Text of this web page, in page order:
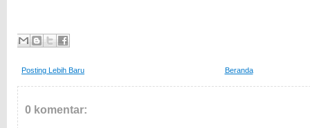
Posting Lebih Baru Beranda
0 komentar: